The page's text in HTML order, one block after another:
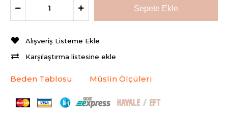
Alışveriş Listeme Ekle
Karşılaştırma listesine ekle
Beden Tablosu Müslin Ölçüleri